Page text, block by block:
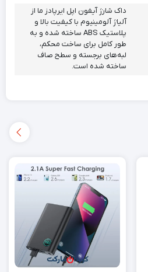
داک شارژ آیفون اپل ایرپادز ما از
آلیاژ آلومینیوم با کیفیت بالا و
پلاستیک ABS ساخته شده و به
طور کامل برای ساخت محکم،
لبه‌های برجسته و سطح صاف
ساخته شده است.